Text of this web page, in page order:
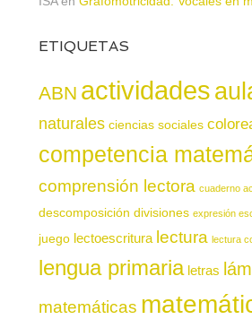
ETIQUETAS
ABN actividades
naturales ciencias sociales
competencia
comprensión lectora cuaderno
descomposición divisiones expresión
juego lectoescritura lectura lectura
lengua primaria letras
matemáticas